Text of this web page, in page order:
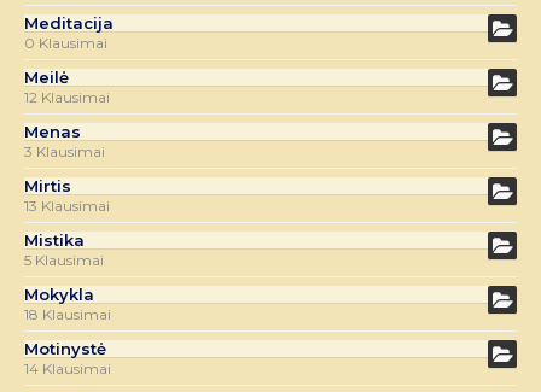
Meditacija
0 Klausimai
Meilė
12 Klausimai
Menas
3 Klausimai
Mirtis
13 Klausimai
Mistika
5 Klausimai
Mokykla
18 Klausimai
Motinystė
14 Klausimai